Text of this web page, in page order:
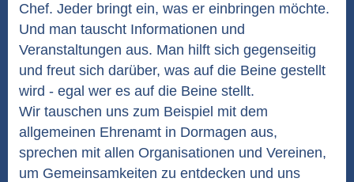
Chef. Jeder bringt ein, was er einbringen möchte.
Und man tauscht Informationen und
Veranstaltungen aus. Man hilft sich gegenseitig
und freut sich darüber, was auf die Beine gestellt
wird - egal wer es auf die Beine stellt.
Wir tauschen uns zum Beispiel mit dem
allgemeinen Ehrenamt in Dormagen aus,
sprechen mit allen Organisationen und Vereinen,
um Gemeinsamkeiten zu entdecken und uns